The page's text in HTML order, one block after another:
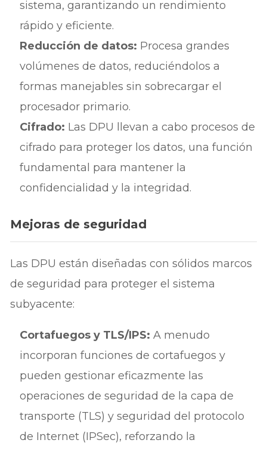
sistema, garantizando un rendimiento
rápido y eficiente.
Reducción de datos: Procesa grandes
volúmenes de datos, reduciéndolos a
formas manejables sin sobrecargar el
procesador primario.
Cifrado: Las DPU llevan a cabo procesos de
cifrado para proteger los datos, una función
fundamental para mantener la
confidencialidad y la integridad.
Mejoras de seguridad
Las DPU están diseñadas con sólidos marcos
de seguridad para proteger el sistema
subyacente:
Cortafuegos y TLS/IPS: A menudo
incorporan funciones de cortafuegos y
pueden gestionar eficazmente las
operaciones de seguridad de la capa de
transporte (TLS) y seguridad del protocolo
de Internet (IPSec), reforzando la